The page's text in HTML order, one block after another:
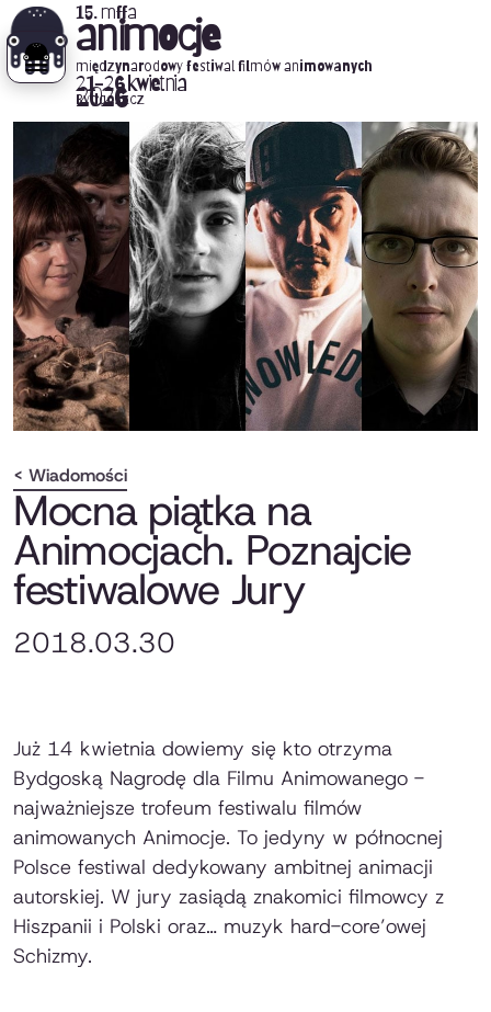
15. mffa
animocje
2026
międzynarodowy festiwal filmów animowanych
21-26 kwietnia
Bydgoszcz
< Wiadomości
Mocna piątka na
Animocjach. Poznajcie
festiwalowe Jury
2018.03.30
Już 14 kwietnia dowiemy się kto otrzyma
Bydgoską Nagrodę dla Filmu Animowanego -
najważniejsze trofeum festiwalu filmów
animowanych Animocje. To jedyny w północnej
Polsce festiwal dedykowany ambitnej animacji
autorskiej. W jury zasiądą znakomici filmowcy z
Hiszpanii i Polski oraz… muzyk hard-core’owej
Schizmy.